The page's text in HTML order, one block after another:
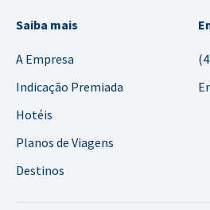
Saiba mais
A Empresa
Indicação Premiada
Hotéis
Planos de Viagens
Destinos